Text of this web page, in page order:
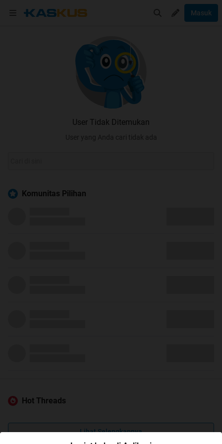
Masuk
User Tidak Ditemukan
User yang Anda cari tidak ada
Komunitas Pilihan
Hot Threads
Lihat Selengkapnya